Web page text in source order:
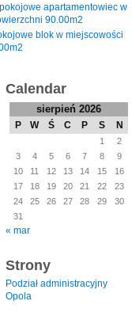
apartamentowiec w
90.00m2
blok w miejscowości
Calendar
sierpień 2026
P W Ś C P S N
1
2
3
4 5 6 7 8
9
10
11 12 13 14 15
16
17
18 19 20 21 22
23
24
25 26 27 28 29
30
31
« mar
Strony
Podział administracyjny
Opola